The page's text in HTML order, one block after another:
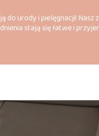
do urody i pielęgnacji!
stają się łatwe i